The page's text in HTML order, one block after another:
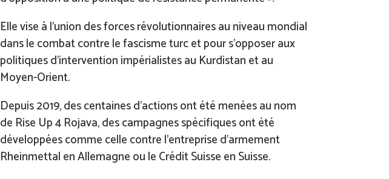
Elle vise à l’union des forces révolutionnaires au niveau mondial
dans le combat contre le fascisme turc et pour s’opposer aux
politiques d’intervention impérialistes au Kurdistan et au
Moyen-Orient.
Depuis 2019, des centaines d’actions ont été menées au nom
de Rise Up 4 Rojava, des campagnes spécifiques ont été
développées comme celle contre l’entreprise d’armement
Rheinmettal en Allemagne ou le Crédit Suisse en Suisse.